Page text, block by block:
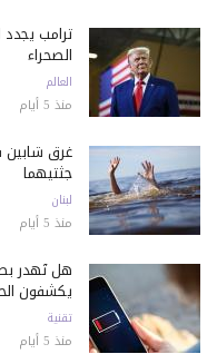
ترامب
الصحراء
العالم
منذ 5 أيام
غرق شابين
جثتيهما
لبنان
منذ 5 أيام
هل تُهدر
يكشفون
تقنية
منذ 5 أيام